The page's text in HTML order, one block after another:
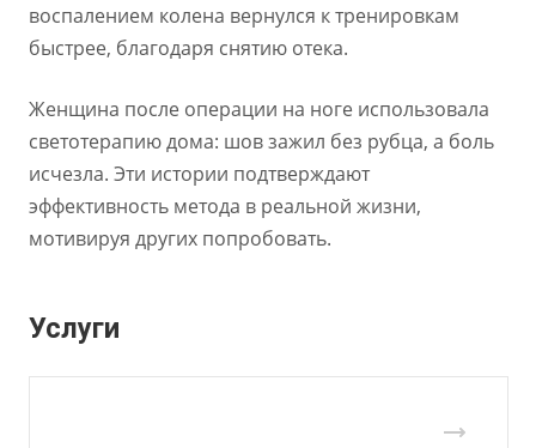
воспалением колена вернулся к тренировкам
быстрее, благодаря снятию отека.
Женщина после операции на ноге использовала
светотерапию дома: шов зажил без рубца, а боль
исчезла. Эти истории подтверждают
эффективность метода в реальной жизни,
мотивируя других попробовать.
Услуги